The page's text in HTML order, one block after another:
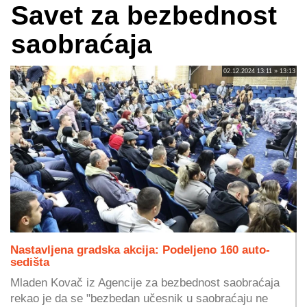
Savet za bezbednost
saobraćaja
02.12.2024 13:11 » 13:13
Nastavljena gradska akcija: Podeljeno 160 auto-
sedišta
Mladen Kovač iz Agencije za bezbednost saobraćaja
rekao je da se "bezbedan učesnik u saobraćaju ne